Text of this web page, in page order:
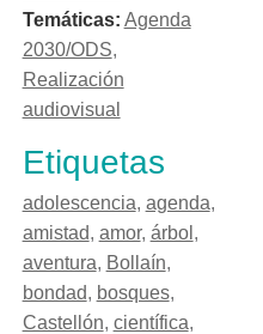
Temáticas: Agenda
2030/ODS,
Realización
audiovisual
Etiquetas
adolescencia, agenda,
amistad, amor, árbol ,
aventura, Bollaín,
bondad, bosques,
Castellón, científica,